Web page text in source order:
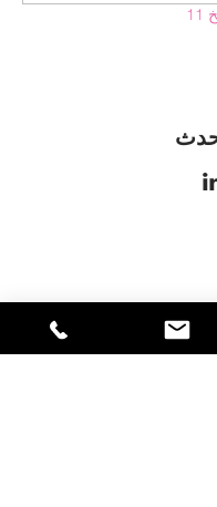
شارع سنترال جاردنر،
01440